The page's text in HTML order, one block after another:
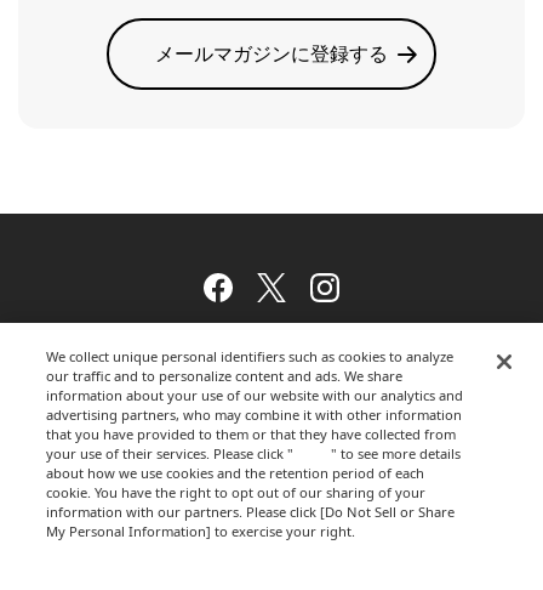
メールマガジンに登録する
Facebook
TwitterInstagram
ウェブサイトのご利用について
プライバシーポリシー
We collect unique personal identifiers such as cookies to analyze
our traffic and to personalize content and ads. We share
information about your use of our website with our analytics and
advertising partners, who may combine it with other information
that you have provided to them or that they have collected from
your use of their services. Please click "
here" to see more details
about how we use cookies and the retention period of each
cookie. You have the right to opt out of our sharing of your
information with our partners. Please click [Do Not Sell or Share
My Personal Information] to exercise your right.